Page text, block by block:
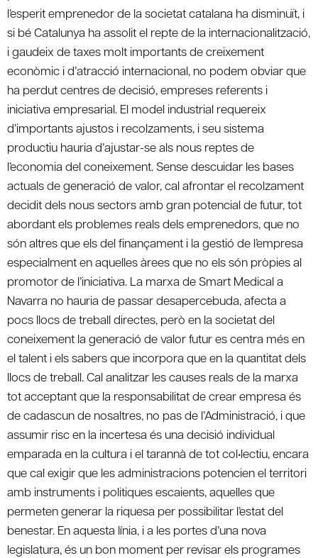
l’esperit emprenedor de la societat catalana ha disminuït, i
si bé Catalunya ha assolit el repte de la internacionalització,
i gaudeix de taxes molt importants de creixement
econòmic i d’atracció internacional, no podem obviar que
ha perdut centres de decisió, empreses referents i
iniciativa empresarial. El model industrial requereix
d’importants ajustos i recolzaments, i seu sistema
productiu hauria d’ajustar-se als nous reptes de
l’economia del coneixement. Sense descuidar les bases
actuals de generació de valor, cal afrontar el recolzament
decidit dels nous sectors amb gran potencial de futur, tot
abordant els problemes reals dels emprenedors, que no
són altres que els del finançament i la gestió de l’empresa
especialment en aquelles àrees que no els són pròpies al
promotor de l’iniciativa. La marxa de Smart Medical a
Navarra no hauria de passar desapercebuda, afecta a
pocs llocs de treball directes, però en la societat del
coneixement la generació de valor futur es centra més en
el talent i els sabers que incorpora que en la quantitat dels
llocs de treball. Cal analitzar les causes reals de la marxa
tot acceptant que la responsabilitat de crear empresa és
de cadascun de nosaltres, no pas de l’Administració, i que
assumir risc en la incertesa és una decisió individual
emparada en la cultura i el tarannà de tot col•lectiu, encara
que cal exigir que les administracions potencien el territori
amb instruments i politiques escaients, aquelles que
permeten generar la riquesa per possibilitar l’estat del
benestar. En aquesta línia, i a les portes d’una nova
legislatura, és un bon moment per revisar els programes